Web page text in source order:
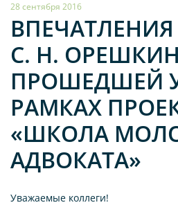
28 сентября 2016
С. Н.
ПРОШЕДШЕЙ
РАМКАХ
«ШКОЛА
АДВОКАТА»
Уважаемые коллеги!